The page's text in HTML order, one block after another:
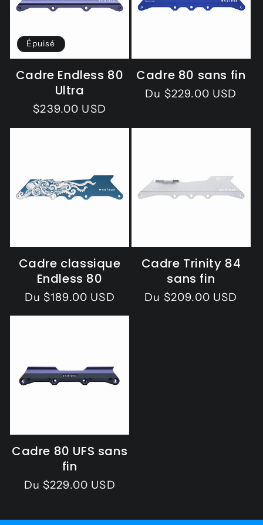
Épuisé
Cadre Endless 80
Ultra
Prix
$239.00 USD
Cadre 80 sans fin
Prix
Du $229.00 USD
Cadre classique
Endless 80
Prix
Du $189.00 USD
Cadre Trinity 84
sans fin
Prix
Du $209.00 USD
Cadre 80 UFS sans
fin
Prix
Du $229.00 USD